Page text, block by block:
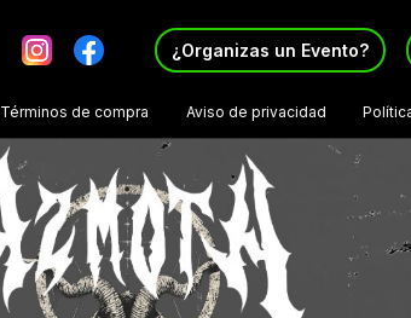
¿Organizas un Evento?
Términos de compra Aviso de privacidad